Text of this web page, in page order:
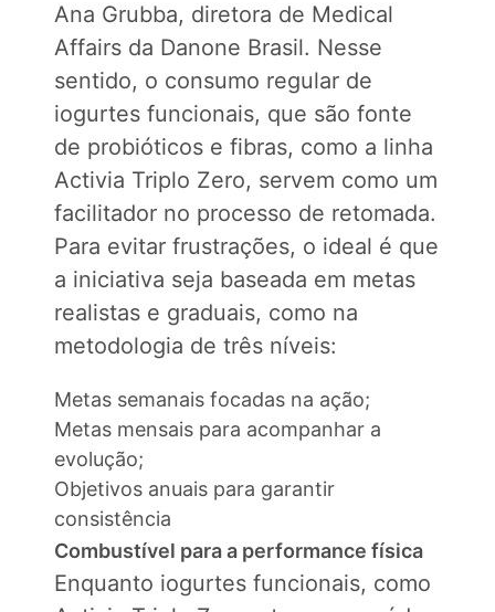
Ana Grubba, diretora de Medical
Affairs da Danone Brasil. Nesse
sentido, o consumo regular de
iogurtes funcionais, que são fonte
de probióticos e fibras, como a linha
Activia Triplo Zero, servem como um
facilitador no processo de retomada.
Para evitar frustrações, o ideal é que
a iniciativa seja baseada em metas
realistas e graduais, como na
metodologia de três níveis:
Metas semanais focadas na ação;
Metas mensais para acompanhar a
evolução;
Objetivos anuais para garantir
consistência
Combustível para a performance física
Enquanto iogurtes funcionais, como